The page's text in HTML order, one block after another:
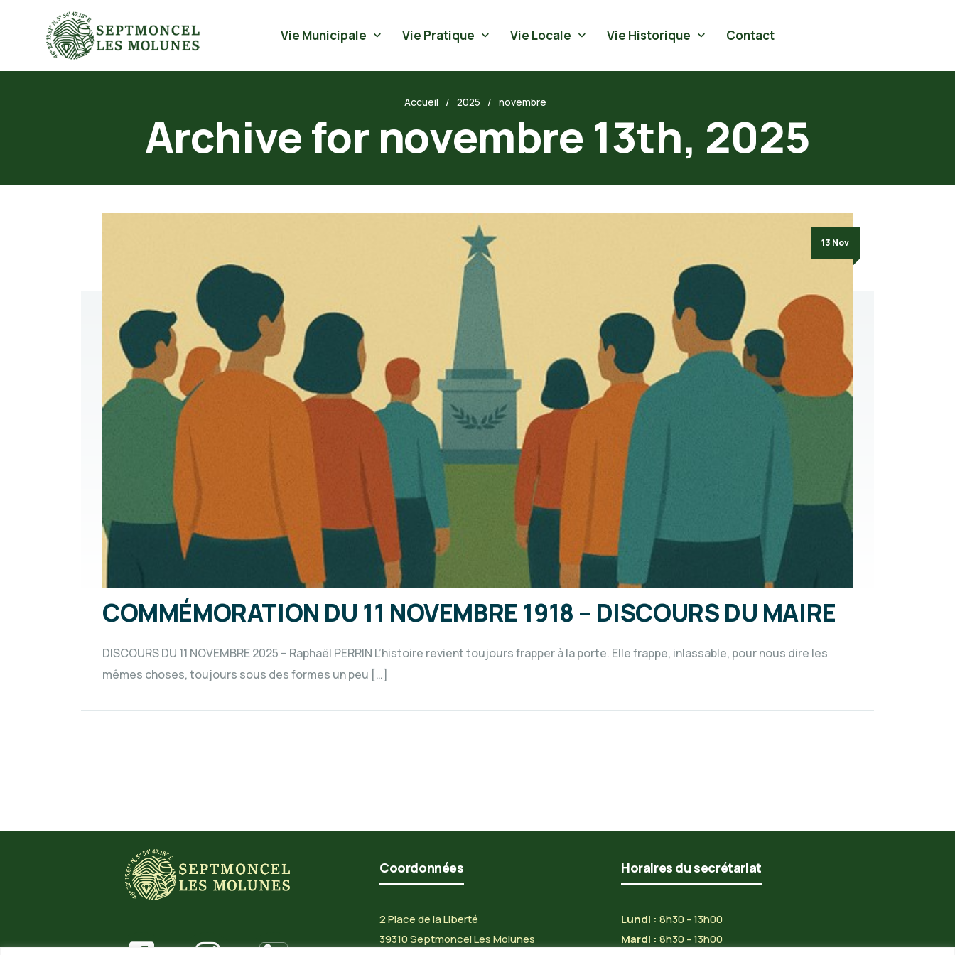
Vie Municipale Vie Pratique Vie Locale Vie Historique Contact
Accueil 2025 novembre
Archive for novembre 13th, 2025
13 Nov
COMMÉMORATION DU 11 NOVEMBRE 1918 – DISCOURS DU MAIRE
DISCOURS DU 11 NOVEMBRE 2025 – Raphaël PERRIN L’histoire revient toujours frapper à la porte. Elle frappe, inlassable, pour nous dire les
mêmes choses, toujours sous des formes un peu […]
Coordonnées
2 Place de la Liberté
39310 Septmoncel Les Molunes
Horaires du secrétariat
Lundi : 8h30 - 13h00
Mardi : 8h30 - 13h00